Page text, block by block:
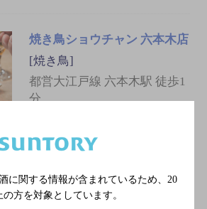
焼き鳥ショウチャン 六本木店
[焼き鳥]
都営大江戸線 六本木駅 徒歩1
分
[しゃぶしゃぶ]
地下鉄日比谷線 六本木駅 徒
に関する情報が含まれているため、 20
の方を対象としています。